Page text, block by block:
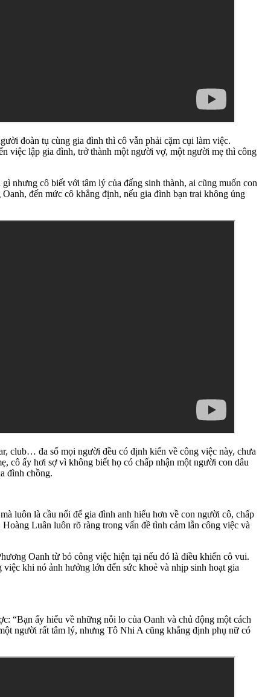
đoàn tụ cùng gia đình thì cô vẫn phải cặm cụi làm việc.
việc lập gia đình, trở thành một người vợ, một người mẹ thì công
nhưng cô biết với tâm lý của đấng sinh thành, ai cũng muốn con
đến mức cô khẳng định, nếu gia đình bạn trai không ủng
club… đa số mọi người đều có định kiến về công việc này, chưa
cô ấy hơi sợ vì không biết họ có chấp nhận một người con dâu
đình chồng.
luôn là cầu nối để gia đình anh hiểu hơn về con người cô, chấp
Luân luôn rõ ràng trong vấn đề tình cảm lẫn công việc và
Oanh từ bỏ công việc hiện tại nếu đó là điều khiến cô vui.
khi nó ảnh hưởng lớn đến sức khoẻ và nhịp sinh hoạt gia
“Bạn ấy hiểu về những nỗi lo của Oanh và chủ động một cách
người rất tâm lý, nhưng Tô Nhi A cũng khẳng định phụ nữ có